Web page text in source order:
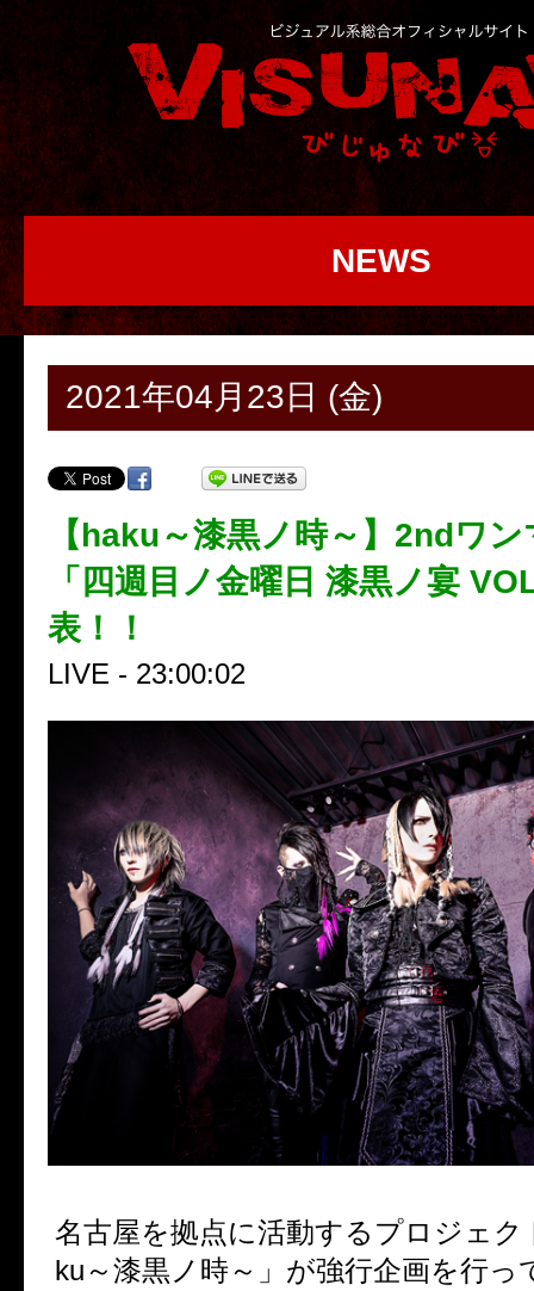
NEWS
2021年04月23日 (金)
【haku～漆黒ノ時～】2ndワ
「四週目ノ金曜日 漆黒ノ宴
表！！
LIVE - 23:00:02
名古屋を拠点に活動するプロジェク
ku～漆黒ノ時～」が強行企画を行っ